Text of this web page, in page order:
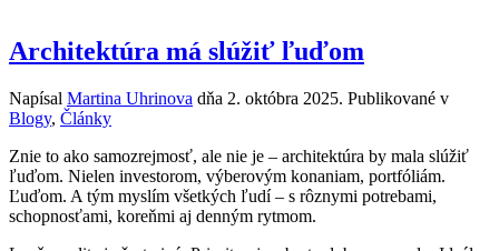
Architektúra má slúžiť ľuďom
Napísal Martina Uhrinova dňa 2. októbra 2025. Publikované v
Blogy, Články
Znie to ako samozrejmosť, ale nie je – architektúra by mala slúžiť
ľuďom. Nielen investorom, výberovým konaniam, portfóliám.
Ľuďom. A tým myslím všetkých ľudí – s rôznymi potrebami,
schopnosťami, koreňmi aj denným rytmom.